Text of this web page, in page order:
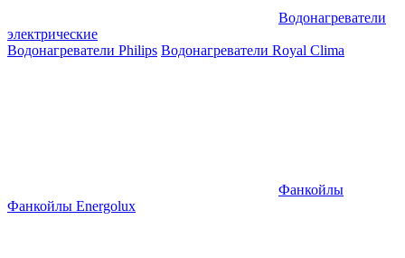
Водонагреватели
электрические
Водонагреватели Philips Водонагреватели Royal Clima
Фанкойлы
Фанкойлы Energolux